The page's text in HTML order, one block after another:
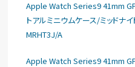
Apple Watch Series9 41mm
トアルミニウムケース/ミッドナ
MRHT3J/A
Apple Watch Series9 41mm